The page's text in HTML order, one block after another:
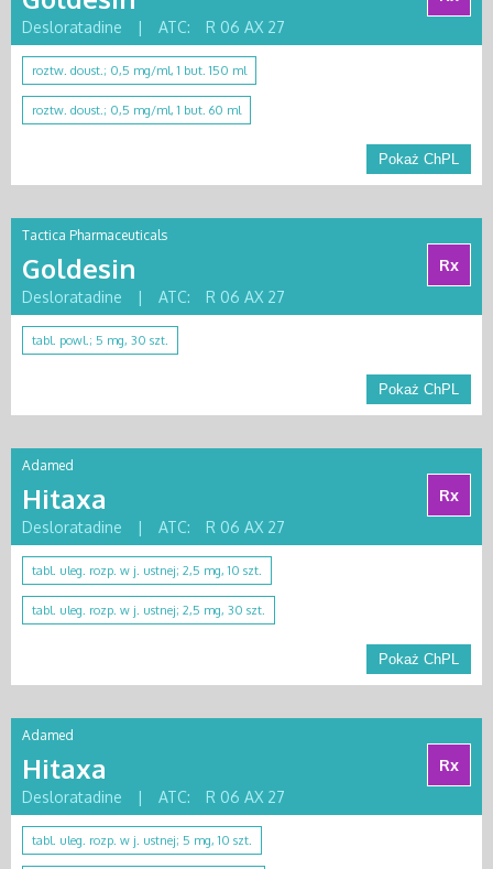
Desloratadine
| ATC: R 06 AX 27
roztw. doust.; 0,5 mg/ml, 1 but. 150 ml
roztw. doust.; 0,5 mg/ml, 1 but. 60 ml
Pokaż ChPL
Tactica Pharmaceuticals
Goldesin
Rx
Desloratadine
| ATC: R 06 AX 27
tabl. powl.; 5 mg, 30 szt.
Pokaż ChPL
Adamed
Hitaxa
Rx
Desloratadine
| ATC: R 06 AX 27
tabl. uleg. rozp. w j. ustnej; 2,5 mg, 10 szt.
tabl. uleg. rozp. w j. ustnej; 2,5 mg, 30 szt.
Pokaż ChPL
Adamed
Hitaxa
Rx
Desloratadine
| ATC: R 06 AX 27
tabl. uleg. rozp. w j. ustnej; 5 mg, 10 szt.